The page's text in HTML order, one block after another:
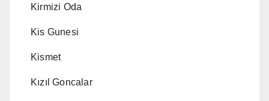
Kirmizi Oda
Kis Gunesi
Kismet
Kızıl Goncalar